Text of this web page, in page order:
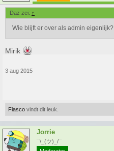
Daz zei: ↑
Wie blijft er over als admin eigenlijk?
Mirik
3 aug 2015
Fiasco vindt dit leuk.
Jorrie
¯\_(ツ)_/¯